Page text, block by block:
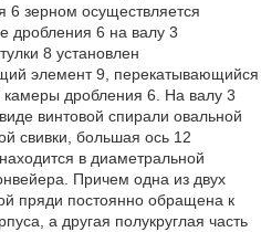
зерном осуществляется
дробления 6 на валу 3
8 установлен
элемент 9, перекатывающийся
камеры дробления 6. На валу 3
винтовой спирали овальной
свивки, большая ось 12
в диаметральной
Причем одна из двух
пряди постоянно обращена к
а другая полукруглая часть